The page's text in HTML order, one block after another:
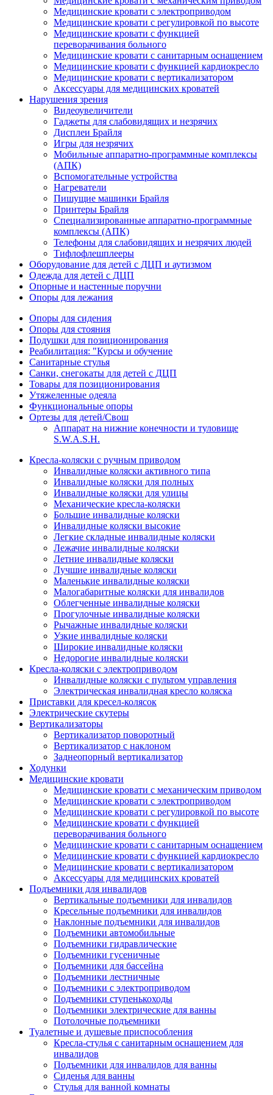
Медицинские кровати с электроприводом
Медицинские кровати с регулировкой по высоте
Медицинские кровати с функцией
переворачивания больного
Медицинские кровати с санитарным оснащением
Медицинские кровати с функцией кардиокресло
Медицинские кровати с вертикализатором
Аксессуары для медицинских кроватей
Нарушения зрения
Видеоувеличители
Гаджеты для слабовидящих и незрячих
Дисплеи Брайля
Игры для незрячих
Мобильные аппаратно-программные комплексы
(АПК)
Вспомогательные устройства
Нагреватели
Пишущие машинки Брайля
Принтеры Брайля
Специализированные аппаратно-программные
комплексы (АПК)
Телефоны для слабовидящих и незрячих людей
Тифлофлешплееры
Оборудование для детей с ДЦП и аутизмом
Одежда для детей с ДЦП
Опорные и настенные поручни
Опоры для лежания
Опоры для сидения
Опоры для стояния
Подушки для позиционирования
Реабилитация: "Курсы и обучение
Санитарные стулья
Санки, снегокаты для детей с ДЦП
Товары для позиционирования
Утяжеленные одеяла
Функциональные опоры
Ортезы для детей/Свош
Аппарат на нижние конечности и туловище
S.W.A.S.H.
Кресла-коляски с ручным приводом
Инвалидные коляски активного типа
Инвалидные коляски для полных
Инвалидные коляски для улицы
Механические кресла-коляски
Большие инвалидные коляски
Инвалидные коляски высокие
Легкие складные инвалидные коляски
Лежачие инвалидные коляски
Летние инвалидные коляски
Лучшие инвалидные коляски
Маленькие инвалидные коляски
Малогабаритные коляски для инвалидов
Облегченные инвалидные коляски
Прогулочные инвалидные коляски
Рычажные инвалидные коляски
Узкие инвалидные коляски
Широкие инвалидные коляски
Недорогие инвалидные коляски
Кресла-коляски с электроприводом
Инвалидные коляски с пультом управления
Электрическая инвалидная кресло коляска
Приставки для кресел-колясок
Электрические скутеры
Вертикализаторы
Вертикализатор поворотный
Вертикализатор с наклоном
Заднеопорный вертикализатор
Ходунки
Медицинские кровати
Медицинские кровати с механическим приводом
Медицинские кровати с электроприводом
Медицинские кровати с регулировкой по высоте
Медицинские кровати с функцией
переворачивания больного
Медицинские кровати с санитарным оснащением
Медицинские кровати с функцией кардиокресло
Медицинские кровати с вертикализатором
Аксессуары для медицинских кроватей
Подъемники для инвалидов
Вертикальные подъемники для инвалидов
Кресельные подъемники для инвалидов
Наклонные подъемники для инвалидов
Подъемники автомобильные
Подъемники гидравлические
Подъемники гусеничные
Подъемники для бассейна
Подъемники лестничные
Подъемники с электроприводом
Подъемники ступенькоходы
Подъемники электрические для ванны
Потолочные подъемники
Туалетные и душевые приспособления
Кресла-стулья с санитарным оснащением для
инвалидов
Подъемники для инвалидов для ванны
Сиденья для ванны
Стулья для ванной комнаты